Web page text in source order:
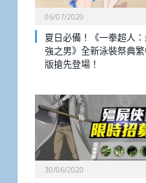
06/07/2020
夏日必備！《一拳超人
強之男》全新泳裝祭典
版搶先登場！
30/06/2020